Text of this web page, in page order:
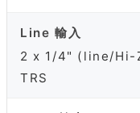
Line 輸入
2 x 1/4" (line/Hi-
TRS